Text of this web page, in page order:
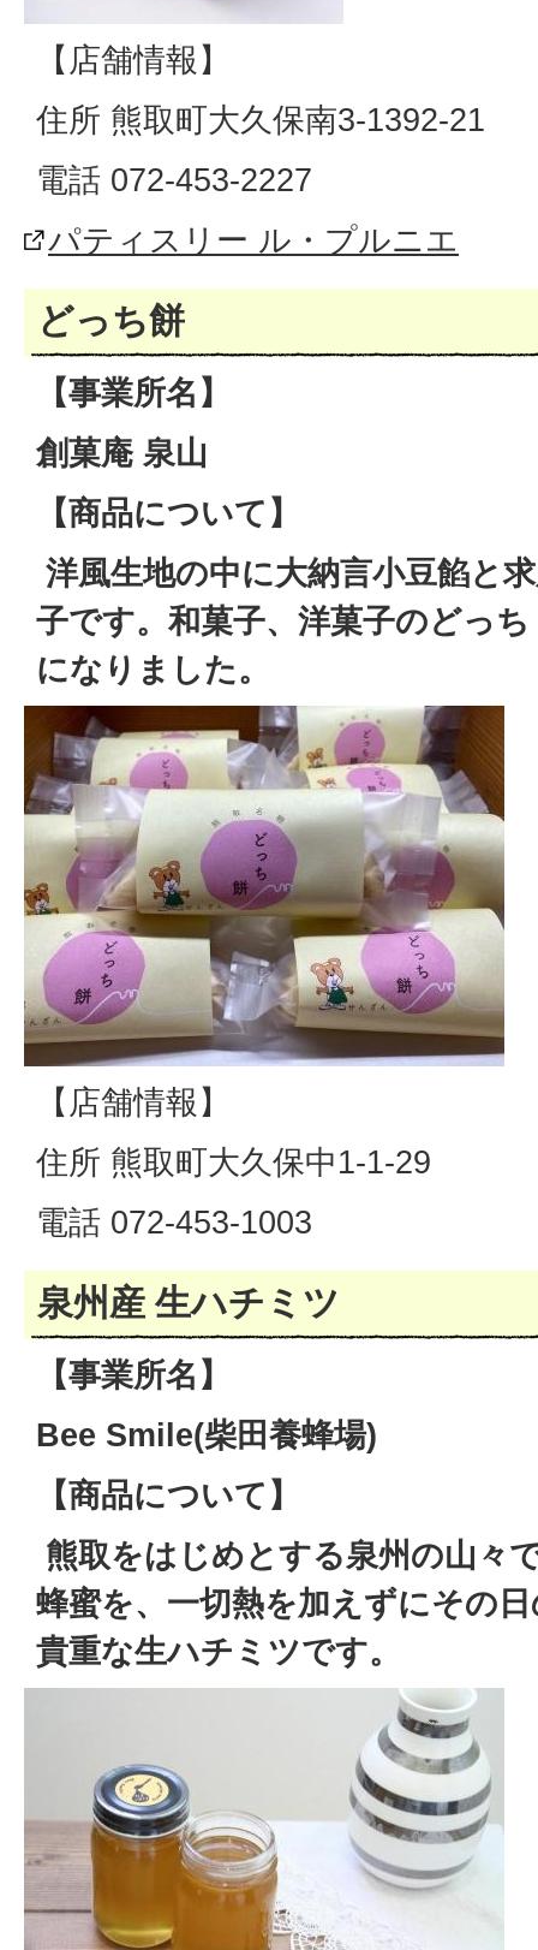
【店舗情報】
住所 熊取町大久保南3-1392-21
電話 072-453-2227
パティスリー ル・プルニエ
どっち餅
【事業所名】
創菓庵 泉山
【商品について】
洋風生地の中に大納言小豆餡と
子です。和菓子、洋菓子のどっ
になりました。
【店舗情報】
住所 熊取町大久保中1-1-29
電話 072-453-1003
泉州産 生ハチミツ
【事業所名】
Bee Smile(柴田養蜂場)
【商品について】
熊取をはじめとする泉州の山々
蜂蜜を、一切熱を加えずにその
貴重な生ハチミツです。